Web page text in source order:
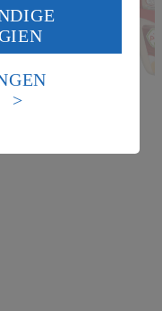
du im Sinne
ein, dass deine
Der EuGH sieht
an.
durch US-
Seite findest du